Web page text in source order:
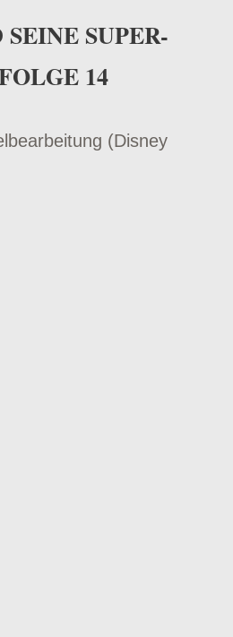
SUPER-
14
(Disney